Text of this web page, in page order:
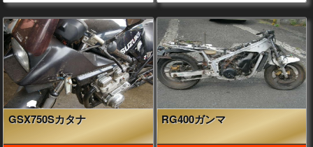
GSX750Sカタナ RG400ガンマ